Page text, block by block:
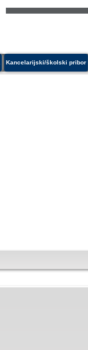
Kancelarijski/školski pribor